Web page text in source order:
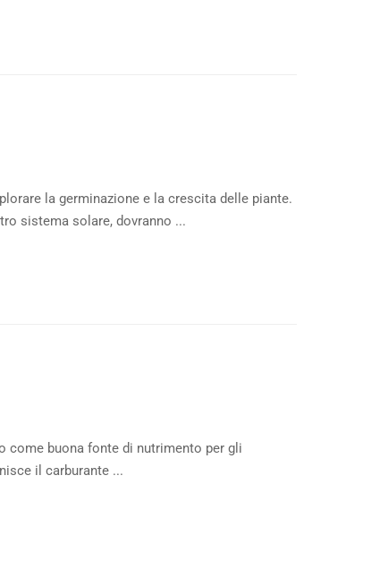
la germinazione e la crescita delle piante.
sistema solare, dovranno ...
come buona fonte di nutrimento per gli
il carburante ...